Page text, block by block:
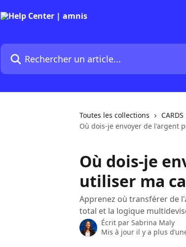
Rechercher un article...
Toutes les collections CARDS
Où dois-je envoyer de l'argent
Où dois-je
utiliser ma
Apprenez où transférer de
total et la logique
Écrit par Sabrina Maly
Mis à jour il y a plus